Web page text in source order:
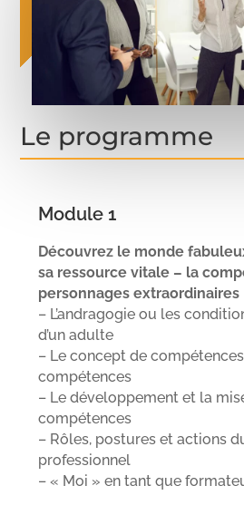
Le programme
Module 1
Découvrez le monde
sa ressource vitale – la
personnages extraordinaires
– L’andragogie ou les
d’un adulte
– Le concept de
compétences
– Le développement et la
compétences
– Rôles, postures et actions
professionnel
– « Moi » en tant que